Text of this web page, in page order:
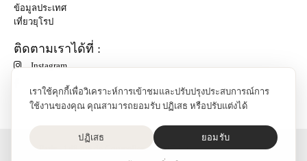
เราใช้คุกกี้เพื่อวิเคราะห์การเข้าชมและปรับปรุงประสบการณ์การ
ใช้งานของคุณ คุณสามารถยอมรับ ปฏิเสธ หรือปรับแต่งได้
ปฏิเสธ ยอมรับ
ข้อมูลประเทศ
เที่ยวยุโรป
ติดตามเราได้ที่ :
Instagram
O'Bon Paris - 148 rue de Courcelles - 75017 Paris